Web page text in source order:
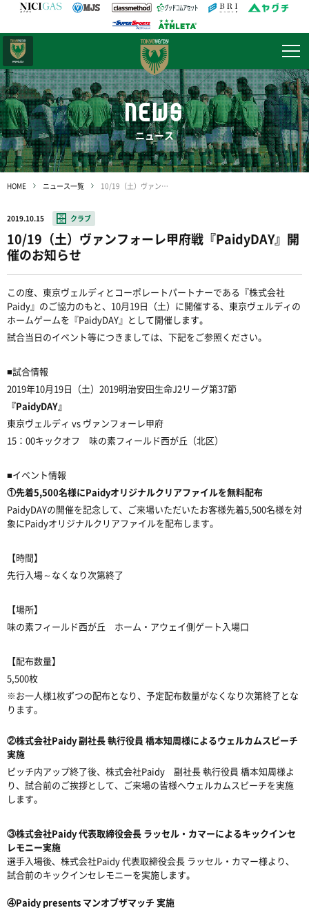
NEWS
ニュース
HOME ニュース一覧 10/19（土）ヴァンフォーレ甲府戦『PaidyDAY』開催のお知らせ
2019.10.15 クラブ
10/19（土）ヴァンフォーレ甲府戦『PaidyDAY』開
催のお知らせ
この度、東京ヴェルディとコーポレートパートナーである『株式会社
Paidy』のご協力のもと、10月19日（土）に開催する、東京ヴェルディの
ホームゲームを『PaidyDAY』として開催します。
試合当日のイベント等につきましては、下記をご参照ください。
■試合情報
2019年10月19日（土）2019明治安田生命J2リーグ第37節
『PaidyDAY』
東京ヴェルディ vs ヴァンフォーレ甲府
15：00キックオフ 味の素フィールド西が丘（北区）
■イベント情報
①先着5,500名様にPaidyオリジナルクリアファイルを無料配布
PaidyDAYの開催を記念して、ご来場いただいたお客様先着5,500名様を対
象にPaidyオリジナルクリアファイルを配布します。
【時間】
先行入場～なくなり次第終了
【場所】
味の素フィールド西が丘 ホーム・アウェイ側ゲート入場口
【配布数量】
5,500枚
※お一人様1枚ずつの配布となり、予定配布数量がなくなり次第終了とな
ります。
②株式会社Paidy 副社長 執行役員 橋本知周様によるウェルカムスピーチ
実施
ピッチ内アップ終了後、株式会社Paidy 副社長 執行役員 橋本知周様よ
り、試合前のご挨拶として、ご来場の皆様へウェルカムスピーチを実施
します。
③株式会社Paidy 代表取締役会長 ラッセル・カマーによるキックインセ
レモニー実施
選手入場後、株式会社Paidy 代表取締役会長 ラッセル・カマー様より、
試合前のキックインセレモニーを実施します。
④Paidy presents マンオブザマッチ 実施